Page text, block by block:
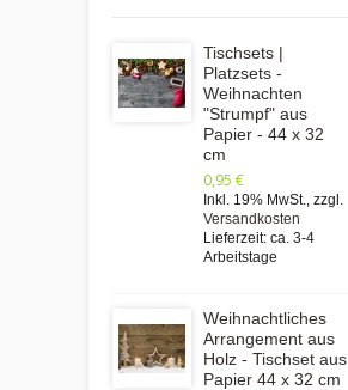
Tischsets |
Platzsets -
Weihnachten
"Strumpf" aus
Papier - 44 x 32
cm
0,95 €
Inkl. 19% MwSt., zzgl.
Versandkosten
Lieferzeit: ca. 3-4
Arbeitstage
Weihnachtliches
Arrangement aus
Holz - Tischset aus
Papier 44 x 32 cm